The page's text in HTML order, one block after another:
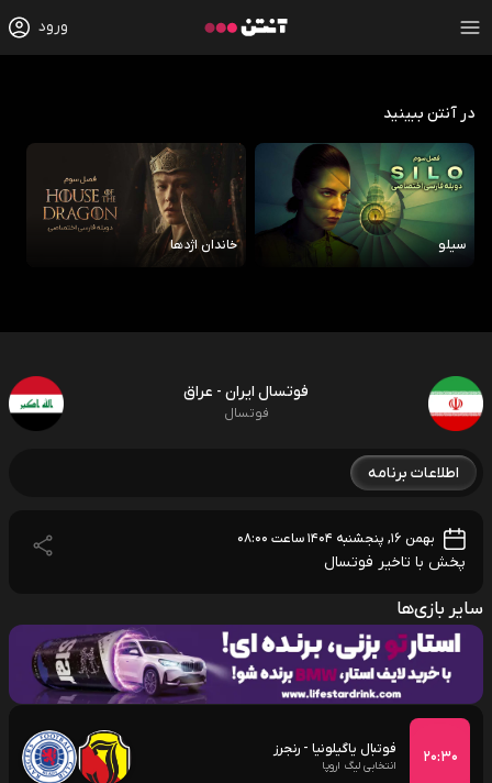
ورود
در آنتن ببینید
سیلو خاندان اژدها
فوتسال ایران - عراق
فوتسال
اطلاعات برنامه
بهمن ۱۶, پنجشنبه ۱۴۰۴ ساعت ۰۸:۰۰
پخش با تاخیر فوتسال
سایر بازی‌ها
۲۰:۳۰ فوتبال یاگیلونیا - رنجرز
انتخابی لیگ اروپا